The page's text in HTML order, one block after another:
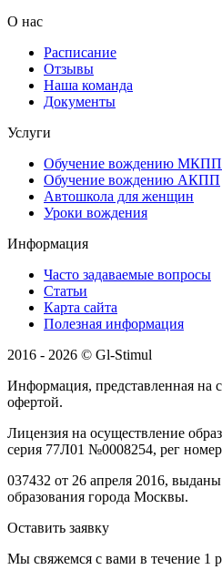
О нас
Расписание
Отзывы
Наша команда
Документы
Услуги
Обучение вождению МКПП
Обучение вождению АКПП
Автошкола для женщин
Уроки вождения
Информация
Часто задаваемые вопросы
Статьи
Карта сайта
Полезная информация
2016 - 2026 © Gl-Stimul
Информация, представленная на
офертой.
Лицензия на осуществление
серия 77Л01 №0008254, рег номер
037432 от 26 апреля 2016,
образования города Москвы.
Оставить заявку
Мы свяжемся с вами в течение 1